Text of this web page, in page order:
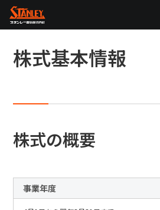
企業情報
製品情報
株主・投資家情報
株式基本情報
株式の概要
事業年度